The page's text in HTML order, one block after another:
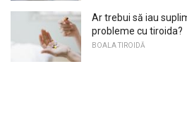
Ar trebui să iau
probleme cu tiroida?
BOALA TIROIDĂ